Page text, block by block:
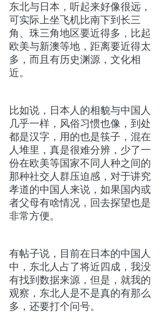
东北与日本，听起来好像很远，
可实际上坐飞机比南下到长三
角、珠三角地区要近得多，比起
欧美与新澳等地，距离要近得太
多，而且有历史渊源，文化相
近。
比如说，日本人的相貌与中国人
几乎一样，风俗习惯也像，到处
都是汉字，用的也是筷子，混在
人堆里，真是很难分辨，少了一
份在欧美等国家不同人种之间的
那种社交人群压迫感，对于讲究
孝道的中国人来说，如果国内或
者父母有啥情况，回去探望也是
非常方便。
有帖子说，目前在日本的中国人
中，东北人占了将近四成，我没
有找到数据来源，但是，就我的
观察，东北人是不是真的有那么
多，还要打个问号。